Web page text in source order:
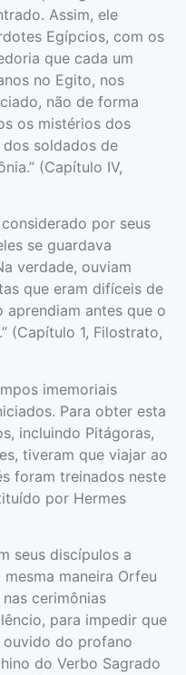
Assim, ele
Egípcios, com os
que cada um
no Egito, nos
não de forma
os misté­rios dos
soldados de
(Capítulo IV,
por seus
se guardava
verdade, ouviam
que eram difíceis de
aprendiam antes que o
(Capítulo 1, Filostrato,
ime­moriais
Para obter esta
incluindo Pitágoras,
tiveram que viajar ao
foram treinados neste
por Hermes
seus discípulos a
maneira Orfeu
cerimônias
para impedir que
ouvido do profano
do Verbo Sagrado